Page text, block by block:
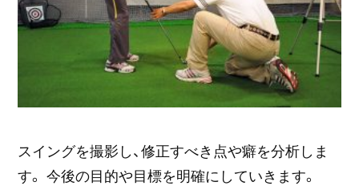
スイングを撮影し、修正すべき点や癖を分析しま
す。 今後の目的や目標を明確にしていきます。